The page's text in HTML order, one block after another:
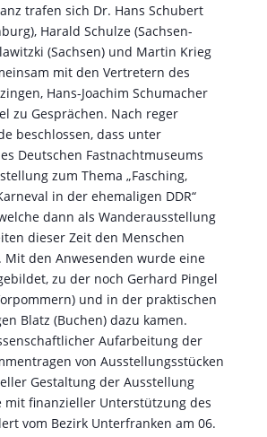
trafen sich Dr. Hans Schubert
Harald Schulze (Sachsen-
(Sachsen) und Martin Krieg
mit den Vertretern des
Hans-Joachim Schumacher
zu Gesprächen. Nach reger
beschlossen, dass unter
Deutschen Fastnachtmuseums
zum Thema „Fasching,
in der ehemaligen DDR“
dann als Wanderausstellung
dieser Zeit den Menschen
Mit den Anwesenden wurde eine
zu der noch Gerhard Pingel
und in der praktischen
Blatz (Buchen) dazu kamen.
Aufarbeitung der
von Ausstellungsstücken
Gestaltung der Ausstellung
mit finanzieller Unterstützung des
vom Bezirk Unterfranken am 06.